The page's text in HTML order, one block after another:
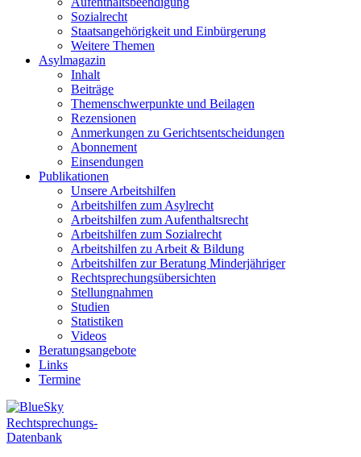
Sozialrecht
Staatsangehörigkeit und Einbürgerung
Weitere Themen
Asylmagazin
Inhalt
Beiträge
Themenschwerpunkte und Beilagen
Rezensionen
Anmerkungen zu Gerichtsentscheidungen
Abonnement
Einsendungen
Publikationen
Unsere Arbeitshilfen
Arbeitshilfen zum Asylrecht
Arbeitshilfen zum Aufenthaltsrecht
Arbeitshilfen zum Sozialrecht
Arbeitshilfen zu Arbeit & Bildung
Arbeitshilfen zur Beratung Minderjähriger
Rechtsprechungsübersichten
Stellungnahmen
Studien
Statistiken
Videos
Beratungsangebote
Links
Termine
Rechtsprechungs-
Datenbank